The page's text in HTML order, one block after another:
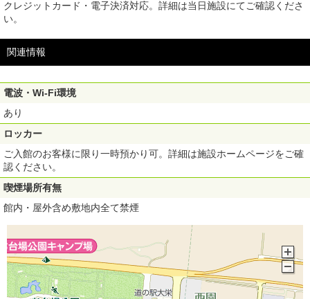
クレジットカード・電子決済対応。詳細は当日施設にてご確認くださ
い。
関連情報
電波・Wi-Fi環境
あり
ロッカー
ご入館のお客様に限り一時預かり可。詳細は施設ホームページをご確
認ください。
喫煙場所有無
館内・屋外含め敷地内全て禁煙